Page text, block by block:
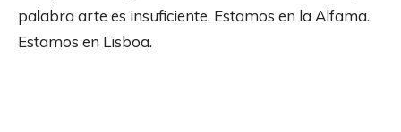
palabra arte es insuficiente. Estamos en la Alfama.
Estamos en Lisboa.